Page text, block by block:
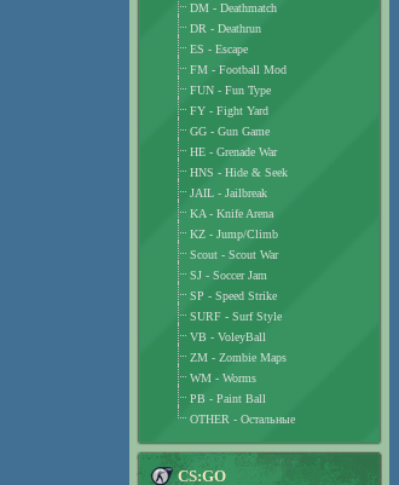
DM - Deathmatch
DR - Deathrun
ES - Escape
FM - Football Mod
FUN - Fun Type
FY - Fight Yard
GG - Gun Game
HE - Grenade War
HNS - Hide & Seek
JAIL - Jailbreak
KA - Knife Arena
KZ - Jump/Climb
Scout - Scout War
SJ - Soccer Jam
SP - Speed Strike
SURF - Surf Style
VB - VoleyBall
ZM - Zombie Maps
WM - Worms
PB - Paint Ball
OTHER - Остальные
CS:GO